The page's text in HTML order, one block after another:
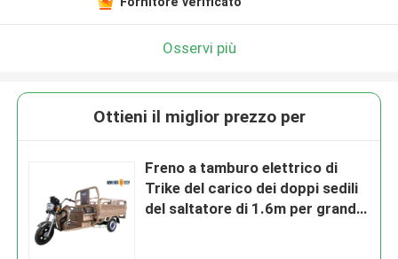
Osservi più
Ottieni il miglior prezzo per
Freno a tamburo elettrico di
Trike del carico dei doppi sedili
del saltatore di 1.6m per grande